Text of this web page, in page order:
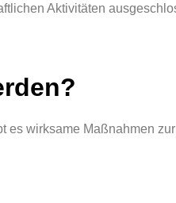
Aktivitäten
es wirksame Maßnahmen zur